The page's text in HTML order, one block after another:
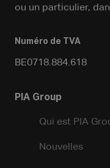
ou un particulier,
Numéro de TVA
BE0718.884.618
PIA Group
Qui est PIA
Nouvelles